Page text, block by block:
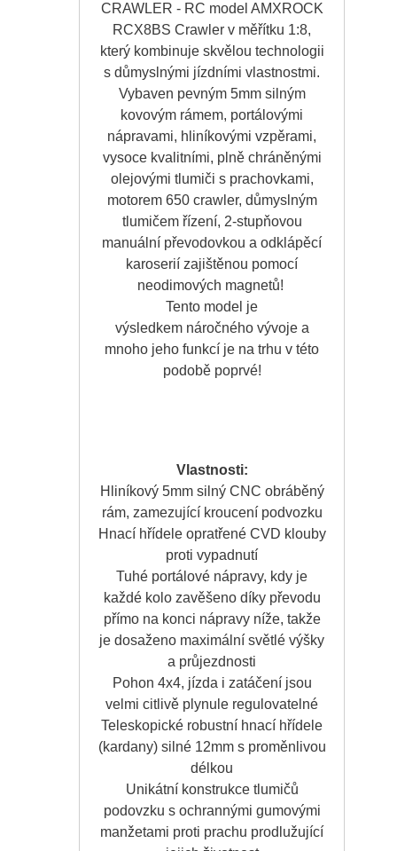
CRAWLER - RC model AMXROCK
RCX8BS Crawler v měřítku 1:8,
který kombinuje skvělou technologii
s důmyslnými jízdními vlastnostmi.
Vybaven pevným 5mm silným
kovovým rámem, portálovými
nápravami, hliníkovými vzpěrami,
vysoce kvalitními, plně chráněnými
olejovými tlumiči s prachovkami,
motorem 650 crawler, důmyslným
tlumičem řízení, 2-stupňovou
manuální převodovkou a odklápěcí
karoserií zajištěnou pomocí
neodimových magnetů!
Tento model je
výsledkem náročného vývoje a
mnoho jeho funkcí je na trhu v této
podobě poprvé!
Vlastnosti:
Hliníkový 5mm silný CNC obráběný
rám, zamezující kroucení podvozku
Hnací hřídele opratřené CVD klouby
proti vypadnutí
Tuhé portálové nápravy, kdy je
každé kolo zavěšeno díky převodu
přímo na konci nápravy níže, takže
je dosaženo maximální světlé výšky
a průjezdnosti
Pohon 4x4, jízda i zatáčení jsou
velmi citlivě plynule regulovatelné
Teleskopické robustní hnací hřídele
(kardany) silné 12mm s proměnlivou
délkou
Unikátní konstrukce tlumičů
podovzku s ochrannými gumovými
manžetami proti prachu prodlužující